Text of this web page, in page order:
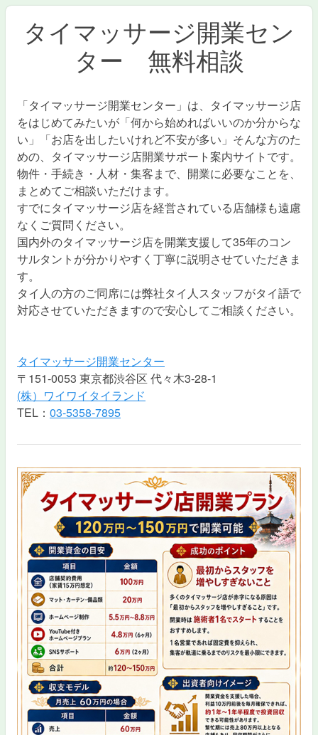
タイマッサージ開業セン
ター 無料相談
「タイマッサージ開業センター」は、タイマッサージ店
をはじめてみたいが「何から始めればいいのか分からな
い」「お店を出したいけれど不安が多い」そんな方のた
めの、タイマッサージ店開業サポート案内サイトです。
物件・手続き・人材・集客まで、開業に必要なことを、
まとめてご相談いただけます。
すでにタイマッサージ店を経営されている店舗様も遠慮
なくご質問ください。
国内外のタイマッサージ店を開業支援して35年のコン
サルタントが分かりやすく丁寧に説明させていただきま
す。
タイ人の方のご同席には弊社タイ人スタッフがタイ語で
対応させていただきますので安心してご相談ください。
タイマッサージ開業センター
〒151-0053 東京都渋谷区 代々木3-28-1
(株）ワイワイタイランド
TEL： 03-5358-7895